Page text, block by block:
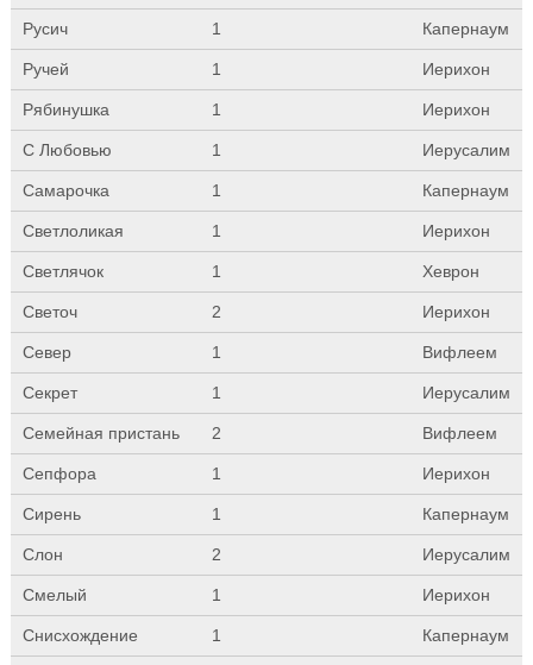
Русич 1 Капернаум
Ручей 1 Иерихон
Рябинушка 1 Иерихон
С Любовью 1 Иерусалим
Самарочка 1 Капернаум
Светлоликая 1 Иерихон
Светлячок 1 Хеврон
Светоч 2 Иерихон
Север 1 Вифлеем
Секрет 1 Иерусалим
Семейная пристань 2 Вифлеем
Сепфора 1 Иерихон
Сирень 1 Капернаум
Слон 2 Иерусалим
Смелый 1 Иерихон
Снисхождение 1 Капернаум